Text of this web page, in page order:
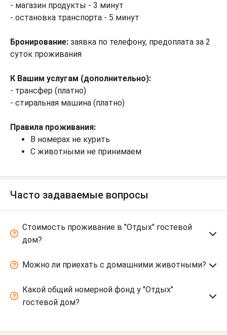
- магазин продукты - 3 минут
- остановка транспорта - 5 минут
Бронирование: заявка по телефону, предоплата за 2
суток проживания
К Вашим услугам (дополнительно):
- трансфер (платно)
- стиральная машина (платно)
Правила проживания:
В номерах не курить
С животными не принимаем
Часто задаваемые вопросы
Стоимость проживание в "Отдых" гостевой
дом?
Можно ли приехать с домашними животными?
Какой общий номерной фонд у "Отдых"
гостевой дом?